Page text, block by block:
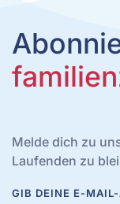
Melde dich zu
Laufenden zu
GIB DEINE E-